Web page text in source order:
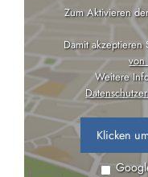
Zum Aktivieren
Damit
Weitere
Klicken